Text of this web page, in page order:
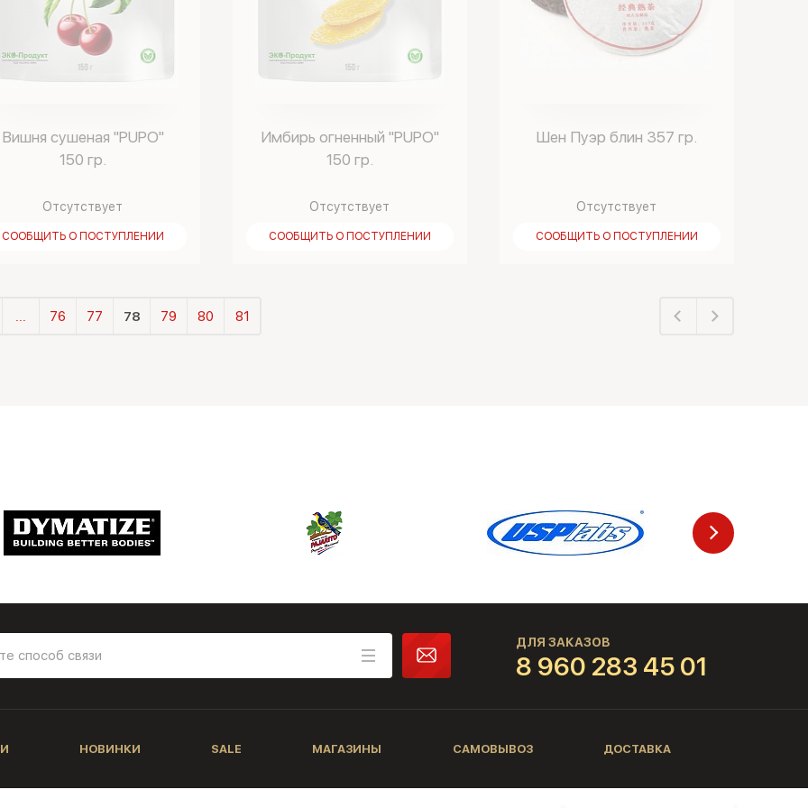
Вишня сушеная "PUPO"
150 гр.
Отсутствует
СООБЩИТЬ О ПОСТУПЛЕНИИ
Имбирь огненный "PUPO"
150 гр.
Отсутствует
СООБЩИТЬ О ПОСТУПЛЕНИИ
Шен Пуэр блин 357 гр.
Отсутствует
СООБЩИТЬ О ПОСТУПЛЕНИИ
... 76 77 78 79 80 81
ДЛЯ ЗАКАЗОВ
8 960 283 45 01
НОВИНКИ SALE МАГАЗИНЫ САМОВЫВОЗ ДОСТАВКА